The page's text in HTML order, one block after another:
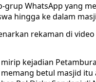
grup WhatsApp yang
hingga ke dalam
rekaman di
kejadian
betul masjid itu